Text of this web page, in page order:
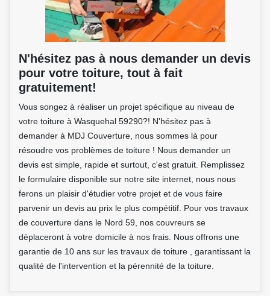
N'hésitez pas à nous demander un devis
pour votre toiture, tout à fait
gratuitement!
Vous songez à réaliser un projet spécifique au niveau de
votre toiture à Wasquehal 59290?! N'hésitez pas à
demander à MDJ Couverture, nous sommes là pour
résoudre vos problèmes de toiture ! Nous demander un
devis est simple, rapide et surtout, c'est gratuit. Remplissez
le formulaire disponible sur notre site internet, nous nous
ferons un plaisir d'étudier votre projet et de vous faire
parvenir un devis au prix le plus compétitif. Pour vos travaux
de couverture dans le Nord 59, nos couvreurs se
déplaceront à votre domicile à nos frais. Nous offrons une
garantie de 10 ans sur les travaux de toiture , garantissant la
qualité de l'intervention et la pérennité de la toiture.